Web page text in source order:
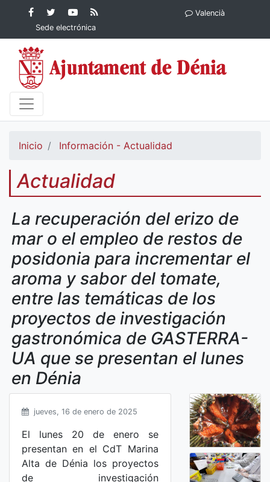
Contenido principalFacebook
Ayuntamiento de
Dénia
Ayuntamiento
de Dénia
YouTube
Ayuntamiento
de Dénia
Ayuntamiento
Sede electrónica
Valencià
Inicio Información - Actualidad
Actualidad
La recuperación del erizo de
mar o el empleo de restos de
posidonia para incrementar el
aroma y sabor del tomate,
entre las temáticas de los
proyectos de investigación
gastronómica de GASTERRA-
UA que se presentan el lunes
en Dénia
jueves, 16 de enero de 2025
El lunes 20 de enero se
presentan en el CdT Marina
Alta de Dénia los proyectos
de investigación